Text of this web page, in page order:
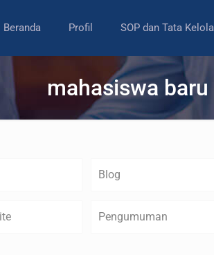
Beranda Profil SOP dan Tata Kelola
mahasiswa
Blog
Pengumuman